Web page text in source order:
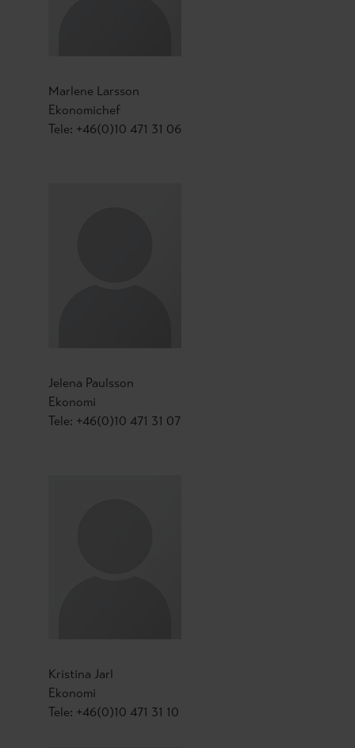
Marlene Larsson
Ekonomichef
Tele: +46(0)10 471 31 06
Jelena Paulsson
Ekonomi
Tele: +46(0)10 471 31 07
Kristina Jarl
Ekonomi
Tele: +46(0)10 471 31 10